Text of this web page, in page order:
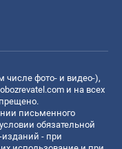
числе фото- и видео-),
и на всех
письменного
обязательной
изданий - при